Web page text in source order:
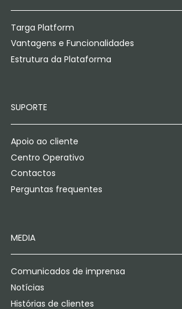
Targa Platform
Vantagens e Funcionalidades
Estrutura da Plataforma
SUPORTE
Apoio ao cliente
Centro Operativo
Contactos
Perguntas frequentes
MEDIA
Comunicados de imprensa
Notícias
Histórias de clientes